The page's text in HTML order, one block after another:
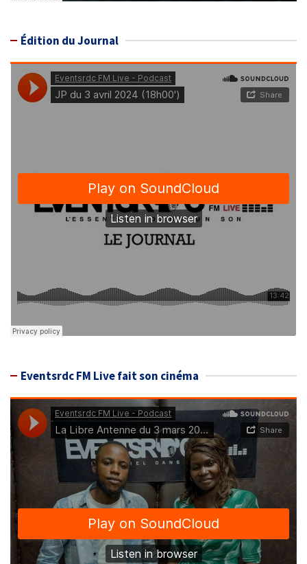
Édition du Journal
Eventsrdc FM Live fait son cinéma